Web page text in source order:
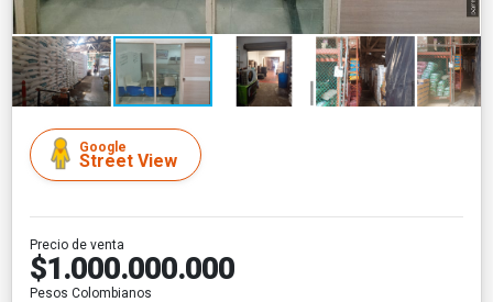
Google
Street View
Precio de venta
$1.000.000.000
Pesos Colombianos